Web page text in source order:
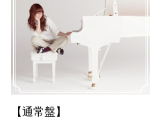
【通常盤】